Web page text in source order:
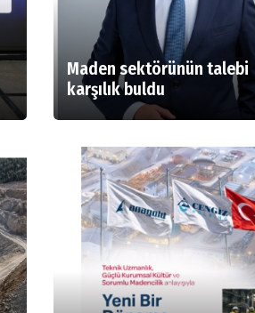
Maden sektörünün talebi
karşılık buldu